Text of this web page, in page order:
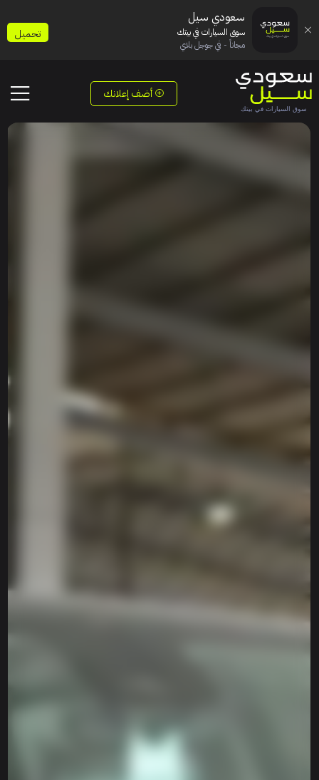
أضف إعلانك
سعودي سيل
سوق السيارات في بيتك
مجاناً - في جوجل بلاي
تحميل